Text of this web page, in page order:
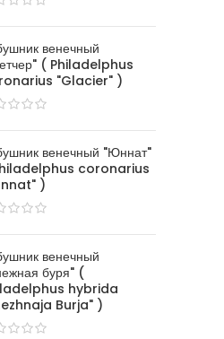
венечный
( Philadelphus
"Glacier" )
венечный "Юннат"
coronarius
)
венечный
буря" (
hybrida
Burja" )